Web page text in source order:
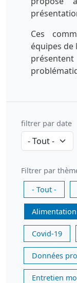
Ces
équipes de
filtrer par date
Filtrer par
- Tout -
Covid-19
Données
Entretien